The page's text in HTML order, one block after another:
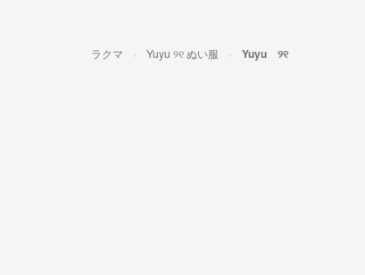
ラクマ Yuyu ୨୧ ぬい服 Yuyu ୨୧